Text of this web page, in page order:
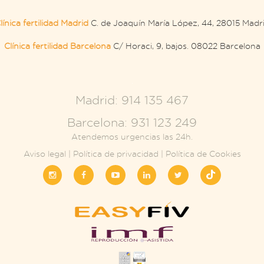
fertilidad MadridC. de Joaquín María López, 44, 28015
Clínica fertilidad BarcelonaC/ Horaci, 9, bajos. 08022 Barcelona
Madrid: 914 135 467
Barcelona: 931 123 249
Atendemos urgencias las 24h.
Aviso legal | Política de privacidad | Política de Cookies